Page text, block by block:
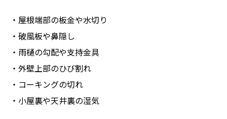
・屋根端部の板金や水切り
・破風板や鼻隠し
・雨樋の勾配や支持金具
・外壁上部のひび割れ
・コーキングの切れ
・小屋裏や天井裏の湿気